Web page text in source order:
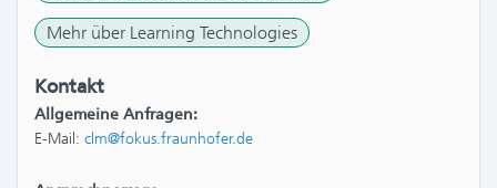
Mehr über Learning Technologies
Kontakt
Allgemeine Anfragen:
E-Mail: clm@fokus.fraunhofer.de